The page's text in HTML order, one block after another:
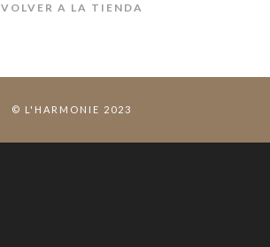
VOLVER A LA TIENDA
© L'HARMONIE 2023